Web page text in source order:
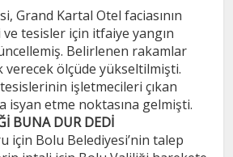
Kartal Otel faciasının
tesisler için itfaiye yangın
Belirlenen rakamlar
verecek ölçüde yükseltilmişti.
işletmecileri çıkan
isyan etme noktasına gelmişti.
BUNA DUR DEDİ
Bolu Belediyesi’nin talep